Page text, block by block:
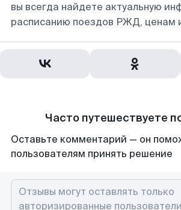
вы всегда найдете актуальную
расписанию поездов РЖД, ценам
Часто путешествуете
Оставьте комментарий — он
пользователям принять решение